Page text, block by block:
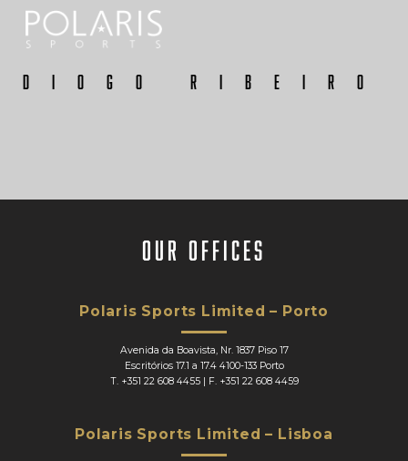
Diogo Ribeiro
our offices
Polaris Sports Limited – Porto
Avenida da Boavista, Nr. 1837 Piso 17
Escritórios 17.1 a 17.4 4100-133 Porto
T. +351 22 608 4455| F. +351 22 608 4459
Polaris Sports Limited – Lisboa